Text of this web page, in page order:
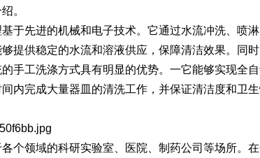
3/F3经典
实验室洗瓶机
Moment-2/F2实验
室洗瓶机
600清洗机 GMP-800清洗机
B1动物笼盒清
洗机
器具专用清洗
毒机Moment-
。
先进的机械和电子技术。它通过水流冲洗、喷
提供稳定的水流和溶液供应，保障清洁效果。同
工洗涤方式具有明显的优势。一它能够实现全
内完成大量器皿的清洗工作，并保证清洁度和卫
领域的科研实验室、医院、制药公司等场所。